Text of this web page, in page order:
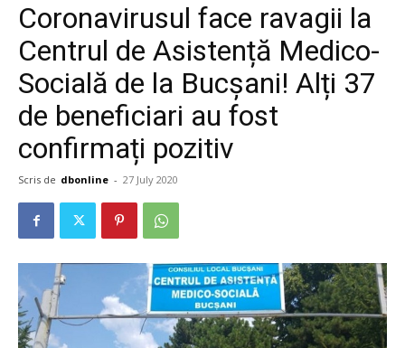
Coronavirusul face ravagii la
Centrul de Asistență Medico-
Socială de la Bucșani! Alți 37
de beneficiari au fost
confirmați pozitiv
Scris de dbonline - 27 July 2020